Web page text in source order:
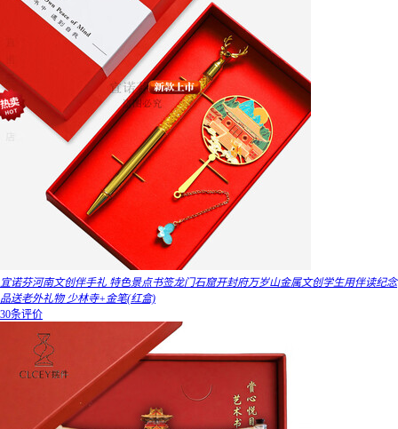
宜诺芬河南文创伴手礼 特色景点书签龙门石窟开封府万岁山金属文创学生用伴读纪念
品送老外礼物 少林寺+金笔(红盒)
30条评价